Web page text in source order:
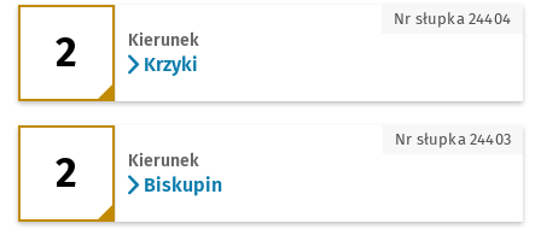
2 - kierunek Krzyki
2 Kierunek
Krzyki
Nr słupka 24404
2 - kierunek Biskupin
2 Kierunek
Biskupin
Nr słupka 24403